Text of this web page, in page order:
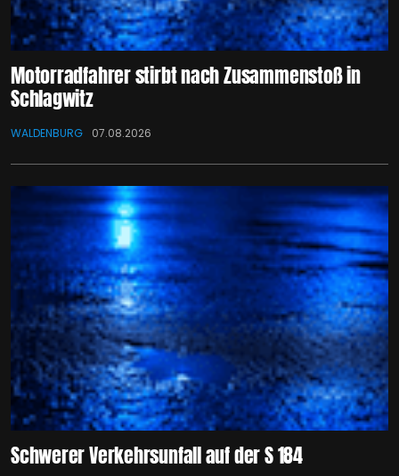
Motorradfahrer stirbt nach Zusammenstoß in
Schlagwitz
WALDENBURG 07.08.2026
Schwerer Verkehrsunfall auf der S 184